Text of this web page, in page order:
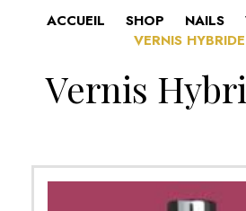
ACCUEIL SHOP NAILS
VERNIS
Vernis